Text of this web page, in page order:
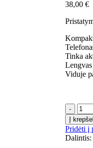
38,00 €
Tinka
Viduje
Į
Pridėti į
Dalintis: